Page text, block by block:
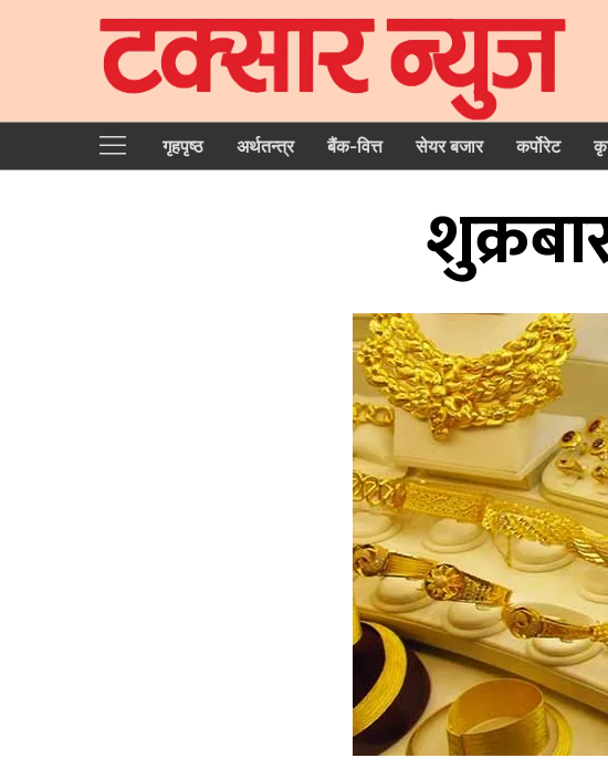
गृहपृष्‍ठ अर्थतन्त्र बैंक-वित्त सेयर बजार कर्पोरेट